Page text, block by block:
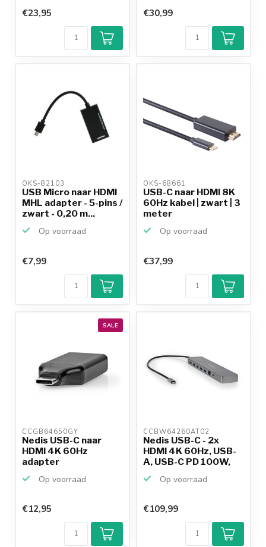
€23,95 €30,99
OKS-82103
USB Micro naar HDMI
MHL adapter - 5-pins /
zwart - 0,20 m...
Op voorraad
€7,99
OKS-68661
USB-C naar HDMI 8K
60Hz kabel | zwart | 3
meter
Op voorraad
€37,99
SALE
CCGB64650GY
Nedis USB-C naar
HDMI 4K 60Hz
adapter
Op voorraad
€12,95
CCBW64260AT02
Nedis USB-C - 2x
HDMI 4K 60Hz, USB-
A, USB-C PD 100W,
Op voorraad
€109,99